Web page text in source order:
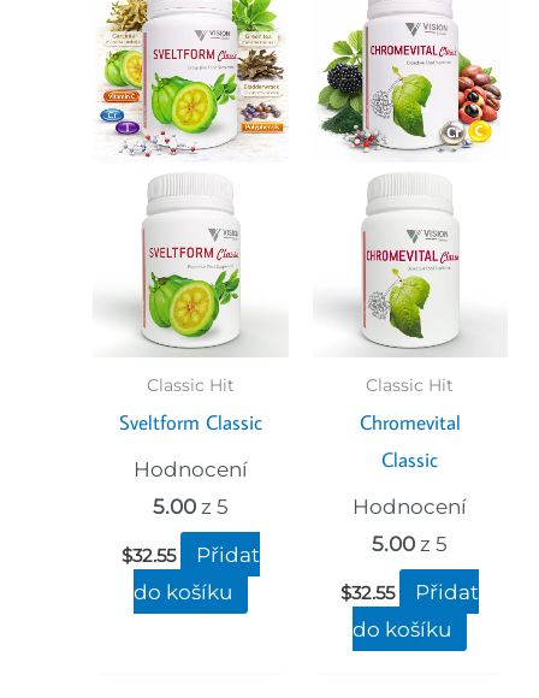
Classic Hit
Sveltform Classic
Hodnocení
5.00z 5
$32.55
Přidat
do košíku
Classic Hit
Chromevital
Classic
Hodnocení
5.00 z 5
$32.55
Přidat
do košíku